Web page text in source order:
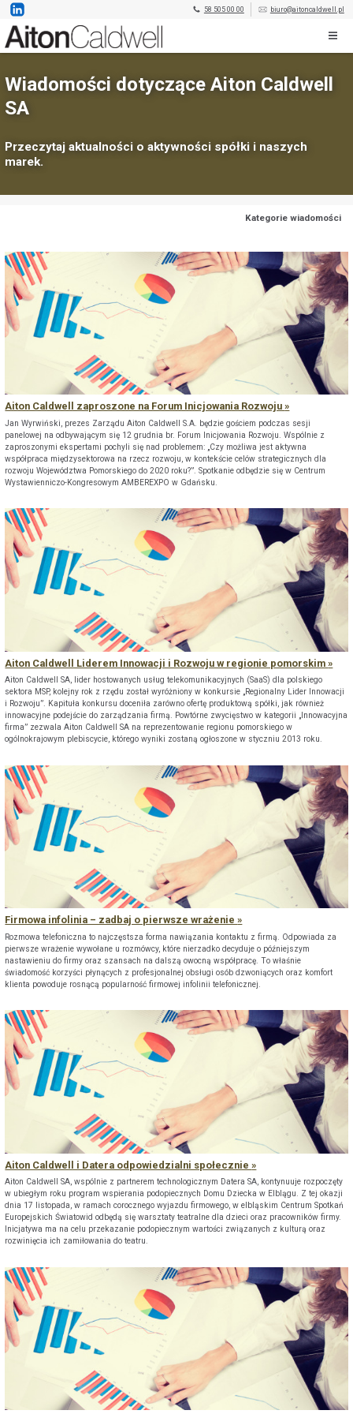
58 505 00 00 biuro@aitoncaldwell.pl
Wiadomości dotyczące Aiton Caldwell
SA
Przeczytaj aktualności o aktywności spółki i naszych
marek.
Kategorie wiadomości
Aiton Caldwell zaproszone na Forum Inicjowania Rozwoju
Jan Wyrwiński, prezes Zarządu Aiton Caldwell S.A. będzie gościem podczas sesji
panelowej na odbywającym się 12 grudnia br. Forum Inicjowania Rozwoju. Wspólnie z
zaproszonymi ekspertami pochyli się nad problemem: „Czy możliwa jest aktywna
współpraca międzysektorowa na rzecz rozwoju, w kontekście celów strategicznych dla
rozwoju Województwa Pomorskiego do 2020 roku?”. Spotkanie odbędzie się w Centrum
Wystawienniczo-Kongresowym AMBEREXPO w Gdańsku.
Aiton Caldwell Liderem Innowacji i Rozwoju w regionie pomorskim
Aiton Caldwell SA, lider hostowanych usług telekomunikacyjnych (SaaS) dla polskiego
sektora MSP, kolejny rok z rzędu został wyróżniony w konkursie „Regionalny Lider Innowacji
i Rozwoju”. Kapituła konkursu doceniła zarówno ofertę produktową spółki, jak również
innowacyjne podejście do zarządzania firmą. Powtórne zwycięstwo w kategorii „Innowacyjna
firma” zezwala Aiton Caldwell SA na reprezentowanie regionu pomorskiego w
ogólnokrajowym plebiscycie, którego wyniki zostaną ogłoszone w styczniu 2013 roku.
Firmowa infolinia – zadbaj o pierwsze wrażenie
Rozmowa telefoniczna to najczęstsza forma nawiązania kontaktu z firmą. Odpowiada za
pierwsze wrażenie wywołane u rozmówcy, które nierzadko decyduje o późniejszym
nastawieniu do firmy oraz szansach na dalszą owocną współpracę. To właśnie
świadomość korzyści płynących z profesjonalnej obsługi osób dzwoniących oraz komfort
klienta powoduje rosnącą popularność firmowej infolinii telefonicznej.
Aiton Caldwell i Datera odpowiedzialni społecznie
Aiton Caldwell SA, wspólnie z partnerem technologicznym Datera SA, kontynuuje rozpoczęty
w ubiegłym roku program wspierania podopiecznych Domu Dziecka w Elblągu. Z tej okazji
dnia 17 listopada, w ramach corocznego wyjazdu firmowego, w elbląskim Centrum Spotkań
Europejskich Światowid odbędą się warsztaty teatralne dla dzieci oraz pracowników firmy.
Inicjatywa ma na celu przekazanie podopiecznym wartości związanych z kulturą oraz
rozwinięcia ich zamiłowania do teatru.